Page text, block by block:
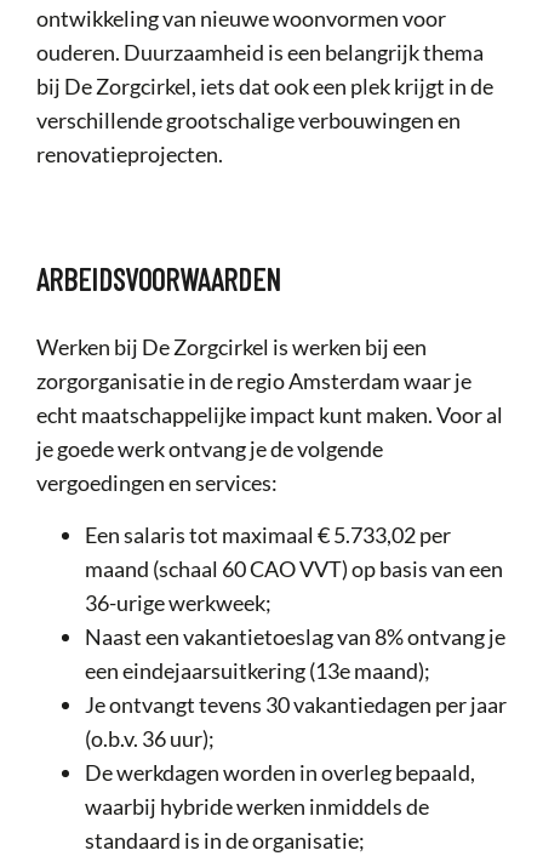
ontwikkeling van nieuwe woonvormen voor
ouderen. Duurzaamheid is een belangrijk thema
bij De Zorgcirkel, iets dat ook een plek krijgt in de
verschillende grootschalige verbouwingen en
renovatieprojecten.
ARBEIDSVOORWAARDEN
Werken bij De Zorgcirkel is werken bij een
zorgorganisatie in de regio Amsterdam waar je
echt maatschappelijke impact kunt maken. Voor al
je goede werk ontvang je de volgende
vergoedingen en services:
Een salaris tot maximaal € 5.733,02 per
maand (schaal 60 CAO VVT) op basis van een
36-urige werkweek;
Naast een vakantietoeslag van 8% ontvang je
een eindejaarsuitkering (13e maand);
Je ontvangt tevens 30 vakantiedagen per jaar
(o.b.v. 36 uur);
De werkdagen worden in overleg bepaald,
waarbij hybride werken inmiddels de
standaard is in de organisatie;